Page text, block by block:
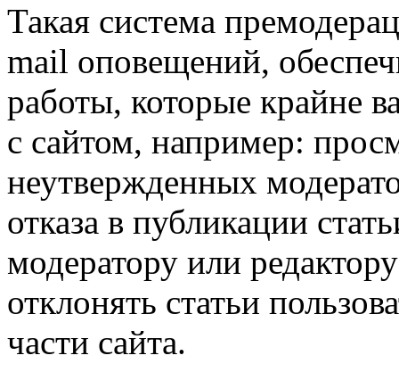
Такая система
mail оповещений,
работы, которые крайне
с сайтом, например:
неутвержденных
отказа в публикации
модератору или
отклонять статьи
части сайта.